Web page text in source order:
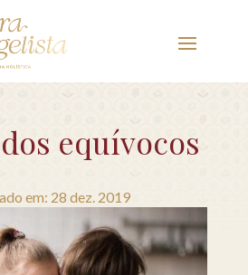
equívocos
em: 28 dez. 2019